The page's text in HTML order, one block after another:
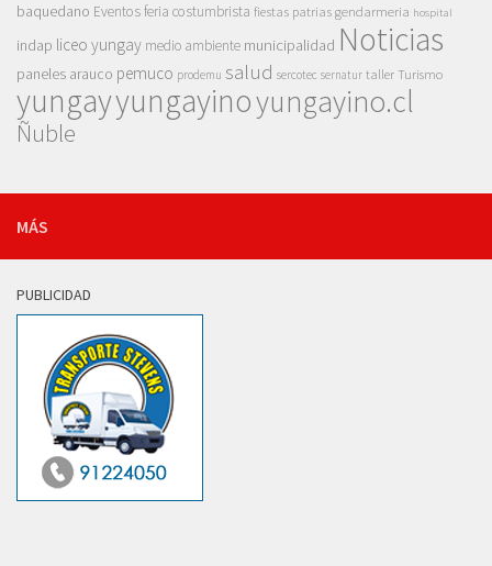
baquedano Eventosferia costumbrista fiestas patrias gendarmeria hospital
indap liceo yungay medio ambiente municipalidad Noticias
paneles arauco pemuco prodemu salud sercotec sernatur taller Turismo
yungayyungayinoyungayino.cl
Ñuble
MÁS
PUBLICIDAD